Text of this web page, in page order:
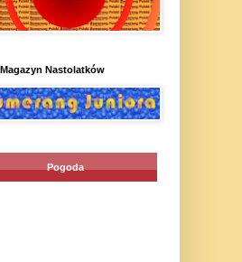
Nastolatków
Pogoda